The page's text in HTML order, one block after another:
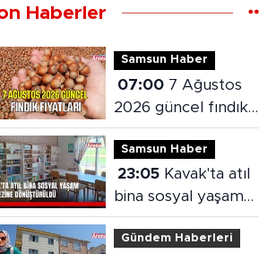
Haberler
Samsun Haber
07:00
2026 güncel fındık
fiyatları
Samsun Haber
23:05
bina sosyal yaşam
merkezine
dönüştürüldü
Gündem Haberleri